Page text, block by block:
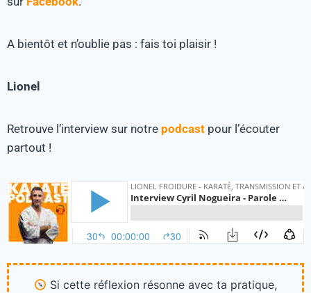
A bientôt et n’oublie pas : fais toi plaisir !
Lionel
Retrouve l’interview sur notre podcast pour l’écouter
partout !
Si cette réflexion résonne avec ta pratique,